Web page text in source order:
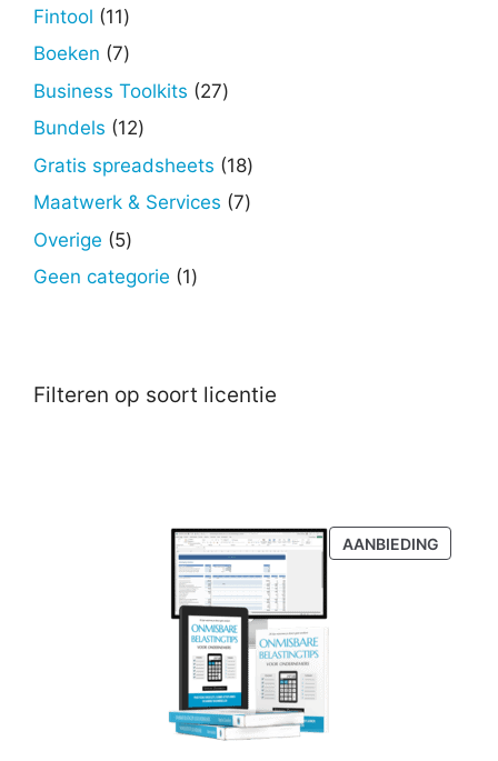
Fintool 1111
producten
Boeken 77
producten
Business Toolkits 2727
Bundels 1212
producten
Gratis spreadsheets 1818
producten
Maatwerk & Services 77
Overige 55
producten
Geen categorie 11
Filteren op soort licentie
AANBIEDING
IN